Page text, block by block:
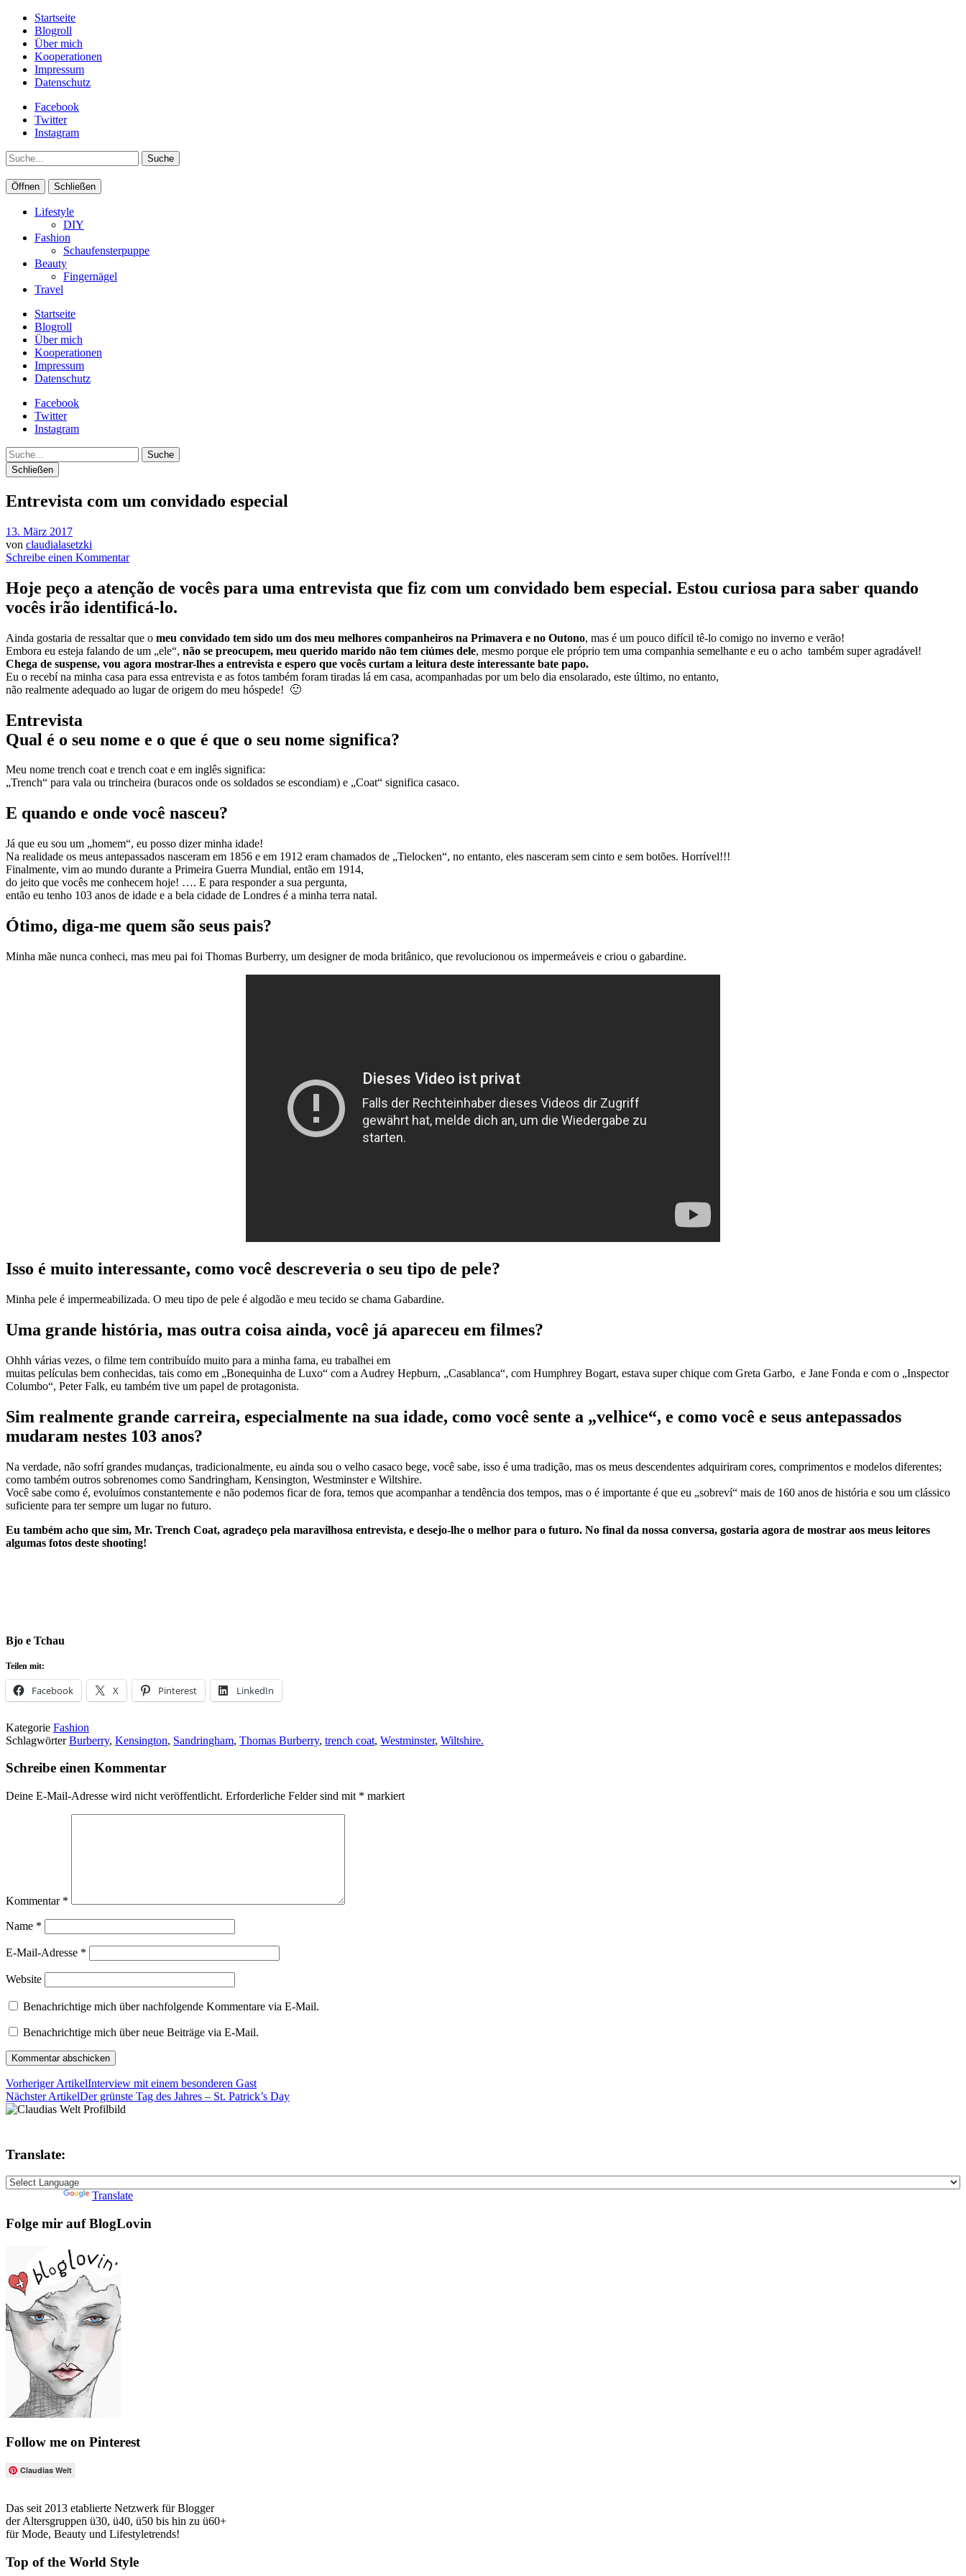
Startseite
Blogroll
Über mich
Kooperationen
Impressum
Datenschutz
Facebook
Twitter
Instagram
Suche
Öffnen Schließen
Lifestyle
DIY
Fashion
Schaufensterpuppe
Beauty
Fingernägel
Travel
Startseite
Blogroll
Über mich
Kooperationen
Impressum
Datenschutz
Facebook
Twitter
Instagram
Suche
Schließen
Entrevista com um convidado especial
13. März 2017
von claudialasetzki
Schreibe einen Kommentar
Hoje peço a atenção de vocês para uma entrevista que fiz com um convidado bem especial. Estou curiosa para saber quando
vocês irão identificá-lo.
Ainda gostaria de ressaltar que o meu convidado tem sido um dos meu melhores companheiros na Primavera e no Outono, mas é um pouco difícil tê-lo comigo no inverno e verão!
Embora eu esteja falando de um „ele“, não se preocupem, meu querido marido não tem ciúmes dele, mesmo porque ele próprio tem uma companhia semelhante e eu o acho também super agradável!
Chega de suspense, vou agora mostrar-lhes a entrevista e espero que vocês curtam a leitura deste interessante bate papo.
Eu o recebí na minha casa para essa entrevista e as fotos também foram tiradas lá em casa, acompanhadas por um belo dia ensolarado, este último, no entanto,
não realmente adequado ao lugar de origem do meu hóspede! 🙂
Entrevista
Qual é o seu nome e o que é que o seu nome significa?
Meu nome trench coat e trench coat e em inglês significa:
„Trench“ para vala ou trincheira (buracos onde os soldados se escondiam) e „Coat“ significa casaco.
E quando e onde você nasceu?
Já que eu sou um „homem“, eu posso dizer minha idade!
Na realidade os meus antepassados nasceram em 1856 e em 1912 eram chamados de „Tielocken“, no entanto, eles nasceram sem cinto e sem botões. Horrível!!!
Finalmente, vim ao mundo durante a Primeira Guerra Mundial, então em 1914,
do jeito que vocês me conhecem hoje! …. E para responder a sua pergunta,
então eu tenho 103 anos de idade e a bela cidade de Londres é a minha terra natal.
Ótimo, diga-me quem são seus pais?
Minha mãe nunca conheci, mas meu pai foi Thomas Burberry, um designer de moda britânico, que revolucionou os impermeáveis e criou o gabardine.
Isso é muito interessante, como você descreveria o seu tipo de pele?
Minha pele é impermeabilizada. O meu tipo de pele é algodão e meu tecido se chama Gabardine.
Uma grande história, mas outra coisa ainda, você já apareceu em filmes?
Ohhh várias vezes, o filme tem contribuído muito para a minha fama, eu trabalhei em
muitas películas bem conhecidas, tais como em „Bonequinha de Luxo“ com a Audrey Hepburn, „Casablanca“, com Humphrey Bogart, estava super chique com Greta Garbo, e Jane Fonda e com o „Inspector
Columbo“, Peter Falk, eu também tive um papel de protagonista.
Sim realmente grande carreira, especialmente na sua idade, como você sente a „velhice“, e como você e seus antepassados
mudaram nestes 103 anos?
Na verdade, não sofrí grandes mudanças, tradicionalmente, eu ainda sou o velho casaco bege, você sabe, isso é uma tradição, mas os meus descendentes adquiriram cores, comprimentos e modelos diferentes;
como também outros sobrenomes como Sandringham, Kensington, Westminster e Wiltshire.
Você sabe como é, evoluímos constantemente e não podemos ficar de fora, temos que acompanhar a tendência dos tempos, mas o é importante é que eu „sobreví“ mais de 160 anos de história e sou um clássico
suficiente para ter sempre um lugar no futuro.
Eu também acho que sim, Mr. Trench Coat, agradeço pela maravilhosa entrevista, e desejo-lhe o melhor para o futuro. No final da nossa conversa, gostaria agora de mostrar aos meus leitores
algumas fotos deste shooting!
Bjo e Tchau
Teilen mit:
Facebook X Pinterest LinkedIn
Kategorie Fashion
SchlagwörterBurberry, Kensington, Sandringham, Thomas Burberry, trench coat, Westminster, Wiltshire.
Schreibe einen Kommentar
Deine E-Mail-Adresse wird nicht veröffentlicht. Erforderliche Felder sind mit * markiert
Kommentar *
Name *
E-Mail-Adresse *
Website
Benachrichtige mich über nachfolgende Kommentare via E-Mail.
Benachrichtige mich über neue Beiträge via E-Mail.
Vorheriger ArtikelInterview mit einem besonderen Gast
Nächster ArtikelDer grünste Tag des Jahres – St. Patrick’s Day
Translate:
Translate
Folge mir auf BlogLovin
Follow me on Pinterest
Claudias Welt
Das seit 2013 etablierte Netzwerk für Blogger
der Altersgruppen ü30, ü40, ü50 bis hin zu ü60+
für Mode, Beauty und Lifestyletrends!
Top of the World Style